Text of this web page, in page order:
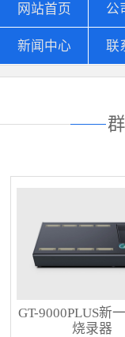
网站首页 公
新闻中心 联
GT-9000PLUS新
烧录器